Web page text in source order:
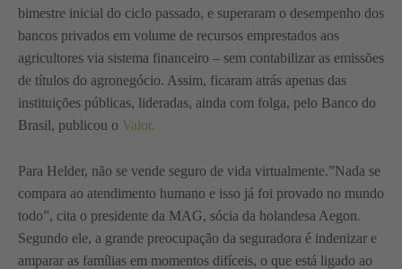
bimestre inicial do ciclo passado, e superaram o desempenho dos
bancos privados em volume de recursos emprestados aos
agricultores via sistema financeiro – sem contabilizar as emissões
de títulos do agronegócio. Assim, ficaram atrás apenas das
instituições públicas, lideradas, ainda com folga, pelo Banco do
Brasil, publicou o Valor.
Para Helder, não se vende seguro de vida virtualmente.”Nada se
compara ao atendimento humano e isso já foi provado no mundo
todo”, cita o presidente da MAG, sócia da holandesa Aegon.
Segundo ele, a grande preocupação da seguradora é indenizar e
amparar as famílias em momentos difíceis, o que está ligado ao